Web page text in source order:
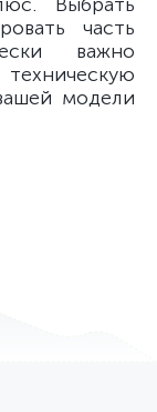
часть
важно
модели